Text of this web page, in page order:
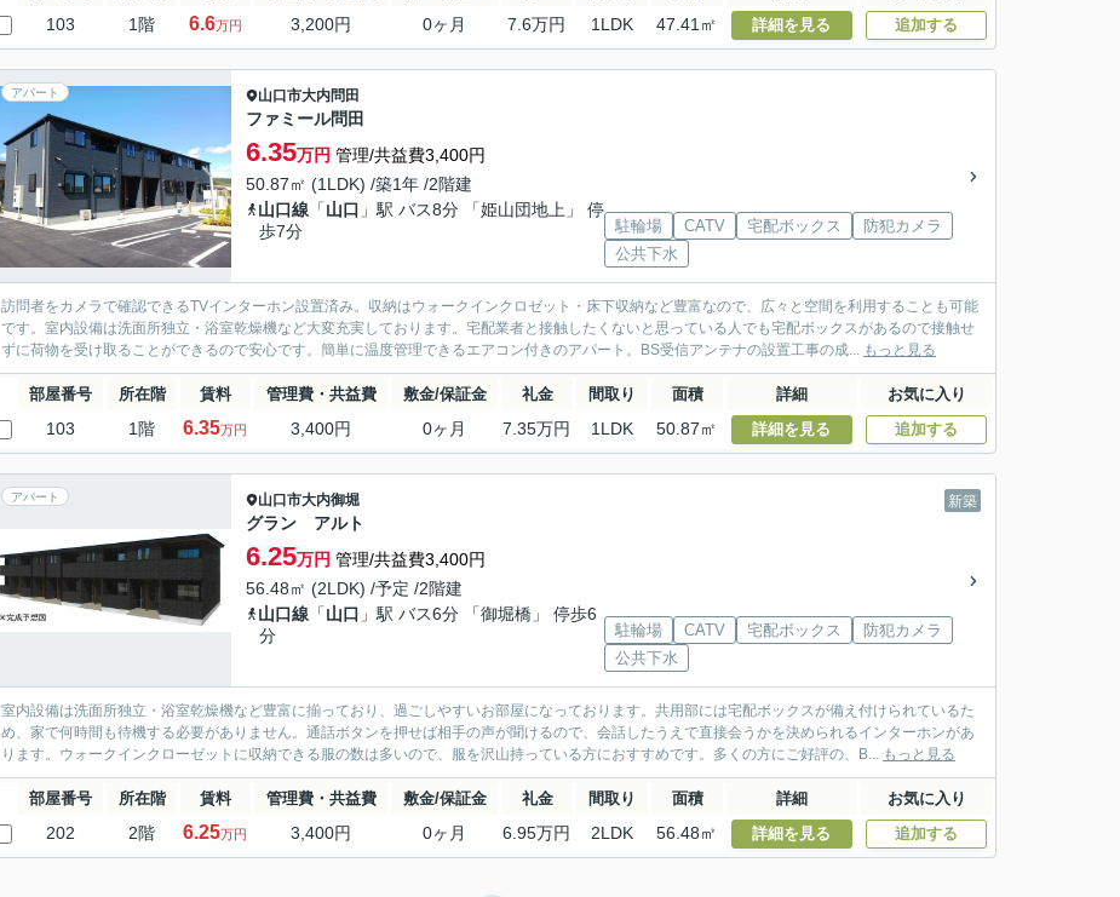
103 1階 6.6万円 3,200円 0ヶ月 7.6万円 1LDK 47.41㎡ 詳細を見る 追加する
アパート 山口市大内問田
ファミール問田
6.35万円 管理/共益費3,400円
50.87㎡ (1LDK) /築1年 /2階建
山口線 「山口 」駅 バス8分 「姫山団地上」 停
歩7分
駐輪場 CATV 宅配ボックス
防犯カメラ
公共下水
訪問者をカメラで確認できるTVインターホン設置済み。収納はウォークインクロゼット・床下収納など豊富なので、広々と空間を利用することも可能
です。室内設備は洗面所独立・浴室乾燥機など大変充実しております。宅配業者と接触したくないと思っている人でも宅配ボックスがあるので接触せ
ずに荷物を受け取ることができるので安心です。簡単に温度管理できるエアコン付きのアパート。BS受信アンテナの設置工事の成... もっと見る
部屋番号 所在階 賃料 管理費・共益費 敷金/保証金 礼金 間取り 面積 詳細 お気に入り
103 1階 6.35万円 3,400円 0ヶ月 7.35万円 1LDK 50.87㎡ 詳細を見る 追加する
アパート 新築
山口市大内御堀
グラン アルト
6.25万円 管理/共益費3,400円
56.48㎡ (2LDK) /予定 /2階建
山口線 「山口 」駅 バス6分 「御堀橋」 停歩6
分
駐輪場 CATV 宅配ボックス
防犯カメラ
公共下水
室内設備は洗面所独立・浴室乾燥機など豊富に揃っており、過ごしやすいお部屋になっております。共用部には宅配ボックスが備え付けられているた
め、家で何時間も待機する必要がありません。通話ボタンを押せば相手の声が聞けるので、会話したうえで直接会うかを決められるインターホンがあ
ります。ウォークインクローゼットに収納できる服の数は多いので、服を沢山持っている方におすすめです。多くの方にご好評の、B... もっと見る
部屋番号 所在階 賃料 管理費・共益費 敷金/保証金 礼金 間取り 面積 詳細 お気に入り
202 2階 6.25万円 3,400円 0ヶ月 6.95万円 2LDK 56.48㎡ 詳細を見る 追加する